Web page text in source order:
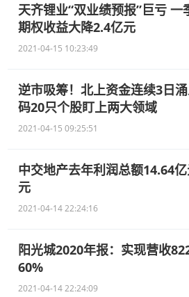
天齐锂业“双业绩预报”巨亏
期权收益大降2.4亿元
2021-04-15 10:23:49
逆市吸筹！北上资金连续3日
码20只个股盯上两大领域
2021-04-15 09:25:51
中交地产去年利润总额14.64
元
2021-04-14 22:24:16
阳光城2020年报：实现营收
60%
2021-04-14 22:24:09